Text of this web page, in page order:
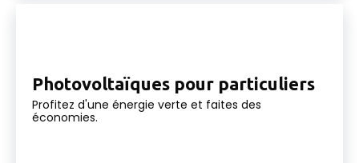
Photovoltaïques pour particuliers
Profitez d'une énergie verte et faites des
économies.